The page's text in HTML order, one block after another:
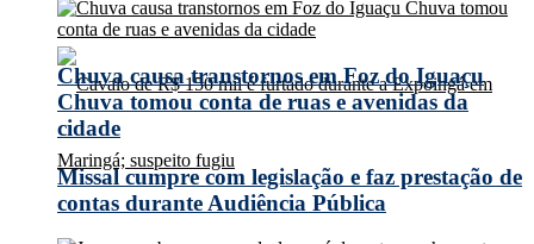
Chuva causa transtornos em Foz do Iguaçu
Chuva tomou conta de ruas e avenidas da
cidade
Missal cumpre com legislação e faz prestação de
contas durante Audiência Pública